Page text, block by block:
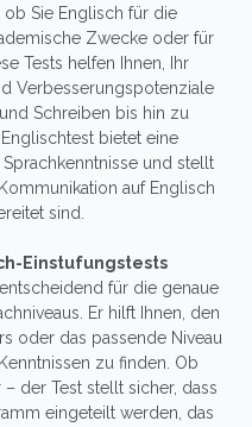
Sie Englisch für die
Zwecke oder für
Tests helfen Ihnen, Ihr
Verbesserungspotenziale
Schreiben bis hin zu
bietet eine
und stellt
auf Englisch
sind.
Einstufungstests
für die genaue
Er hilft Ihnen, den
oder das passende Niveau
zu finden. Ob
der Test stellt sicher, dass
eingeteilt werden, das